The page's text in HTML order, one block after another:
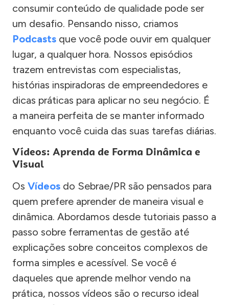
consumir conteúdo de qualidade pode ser
um desafio. Pensando nisso, criamos
Podcasts que você pode ouvir em qualquer
lugar, a qualquer hora. Nossos episódios
trazem entrevistas com especialistas,
histórias inspiradoras de empreendedores e
dicas práticas para aplicar no seu negócio. É
a maneira perfeita de se manter informado
enquanto você cuida das suas tarefas diárias.
Vídeos: Aprenda de Forma Dinâmica e
Visual
Os Vídeos do Sebrae/PR são pensados para
quem prefere aprender de maneira visual e
dinâmica. Abordamos desde tutoriais passo a
passo sobre ferramentas de gestão até
explicações sobre conceitos complexos de
forma simples e acessível. Se você é
daqueles que aprende melhor vendo na
prática, nossos vídeos são o recurso ideal